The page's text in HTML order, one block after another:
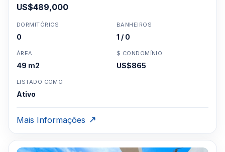
US$489,000
DORMITÓRIOS
0
BANHEIROS
1 / 0
ÁREA
49 m2
$ CONDOMÍNIO
US$865
LISTADO COMO
Ativo
Mais Informações